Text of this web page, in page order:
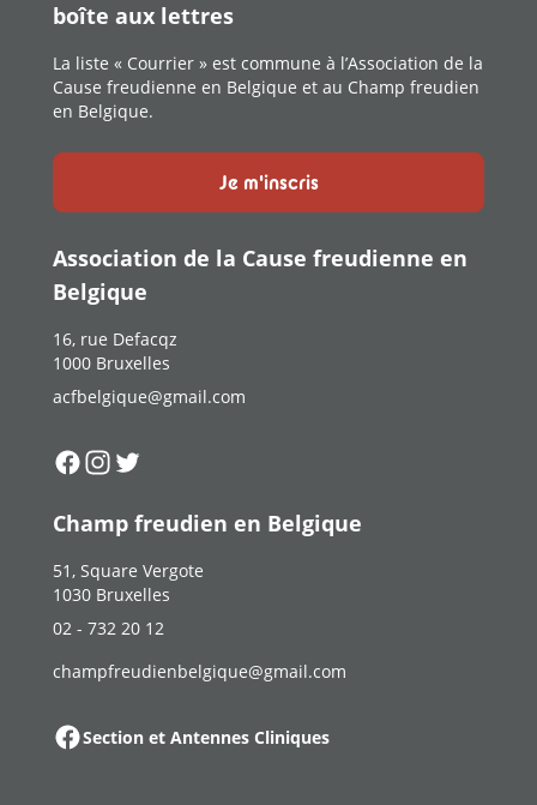
boîte aux lettres
La liste « Courrier » est commune à l’Association de la
Cause freudienne en Belgique et au Champ freudien
en Belgique.
Je m'inscris
Association de la Cause freudienne en
Belgique
16, rue Defacqz
1000 Bruxelles
acfbelgique@gmail.com
Suivez-nous sur
Suivez-nous sur
Suivez-nous sur
Champ freudien en Belgique
51, Square Vergote
1030 Bruxelles
02 - 732 20 12
champfreudienbelgique@gmail.com
Section et Antennes Cliniques